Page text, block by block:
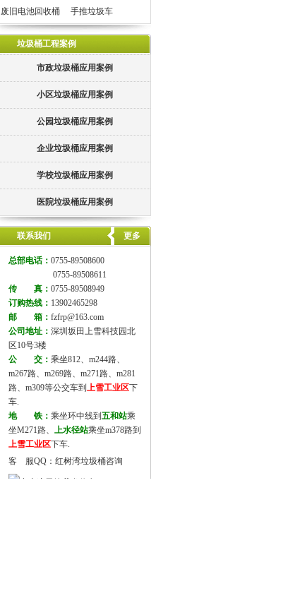
废旧电池回收桶
手推垃圾车
垃圾桶工程案例
市政垃圾桶应用案例
小区垃圾桶应用案例
公园垃圾桶应用案例
企业垃圾桶应用案例
学校垃圾桶应用案例
医院垃圾桶应用案例